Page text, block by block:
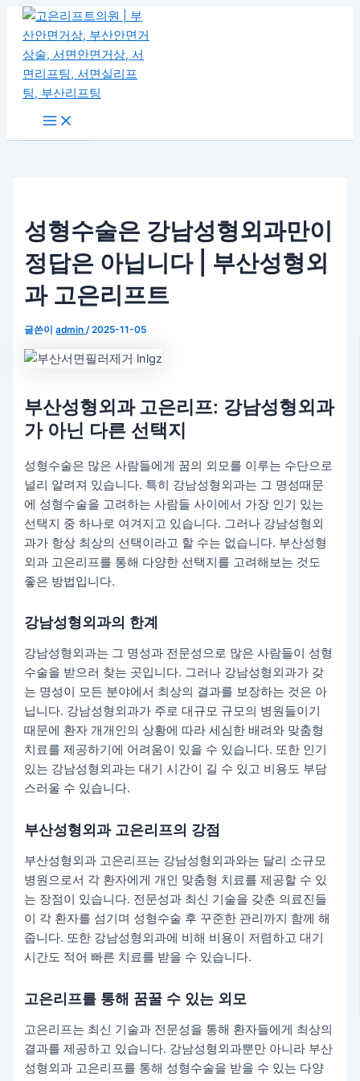
기
Menu
성형수술은 강남성형외과만이
정답은 아닙니다 | 부산성형외
과 고은리프트
글쓴이admin/2025-11-05
부산성형외과 고은리프: 강남성형외과
가 아닌 다른 선택지
성형수술은 많은 사람들에게 꿈의 외모를 이루는 수단으로
널리 알려져 있습니다. 특히 강남성형외과는 그 명성때문
에 성형수술을 고려하는 사람들 사이에서 가장 인기 있는
선택지 중 하나로 여겨지고 있습니다. 그러나 강남성형외
과가 항상 최상의 선택이라고 할 수는 없습니다. 부산성형
외과 고은리프를 통해 다양한 선택지를 고려해보는 것도
좋은 방법입니다.
강남성형외과의 한계
강남성형외과는 그 명성과 전문성으로 많은 사람들이 성형
수술을 받으러 찾는 곳입니다. 그러나 강남성형외과가 갖
는 명성이 모든 분야에서 최상의 결과를 보장하는 것은 아
닙니다. 강남성형외과가 주로 대규모 규모의 병원들이기
때문에 환자 개개인의 상황에 따라 세심한 배려와 맞춤형
치료를 제공하기에 어려움이 있을 수 있습니다. 또한 인기
있는 강남성형외과는 대기 시간이 길 수 있고 비용도 부담
스러울 수 있습니다.
부산성형외과 고은리프의 강점
부산성형외과 고은리프는 강남성형외과와는 달리 소규모
병원으로서 각 환자에게 개인 맞춤형 치료를 제공할 수 있
는 장점이 있습니다. 전문성과 최신 기술을 갖춘 의료진들
이 각 환자를 섬기며 성형수술 후 꾸준한 관리까지 함께 해
줍니다. 또한 강남성형외과에 비해 비용이 저렴하고 대기
시간도 적어 빠른 치료를 받을 수 있습니다.
고은리프를 통해 꿈꿀 수 있는 외모
고은리프는 최신 기술과 전문성을 통해 환자들에게 최상의
결과를 제공하고 있습니다. 강남성형외과뿐만 아니라 부산
성형외과 고은리프를 통해 성형수술을 받을 수 있는 다양
포
탐
색